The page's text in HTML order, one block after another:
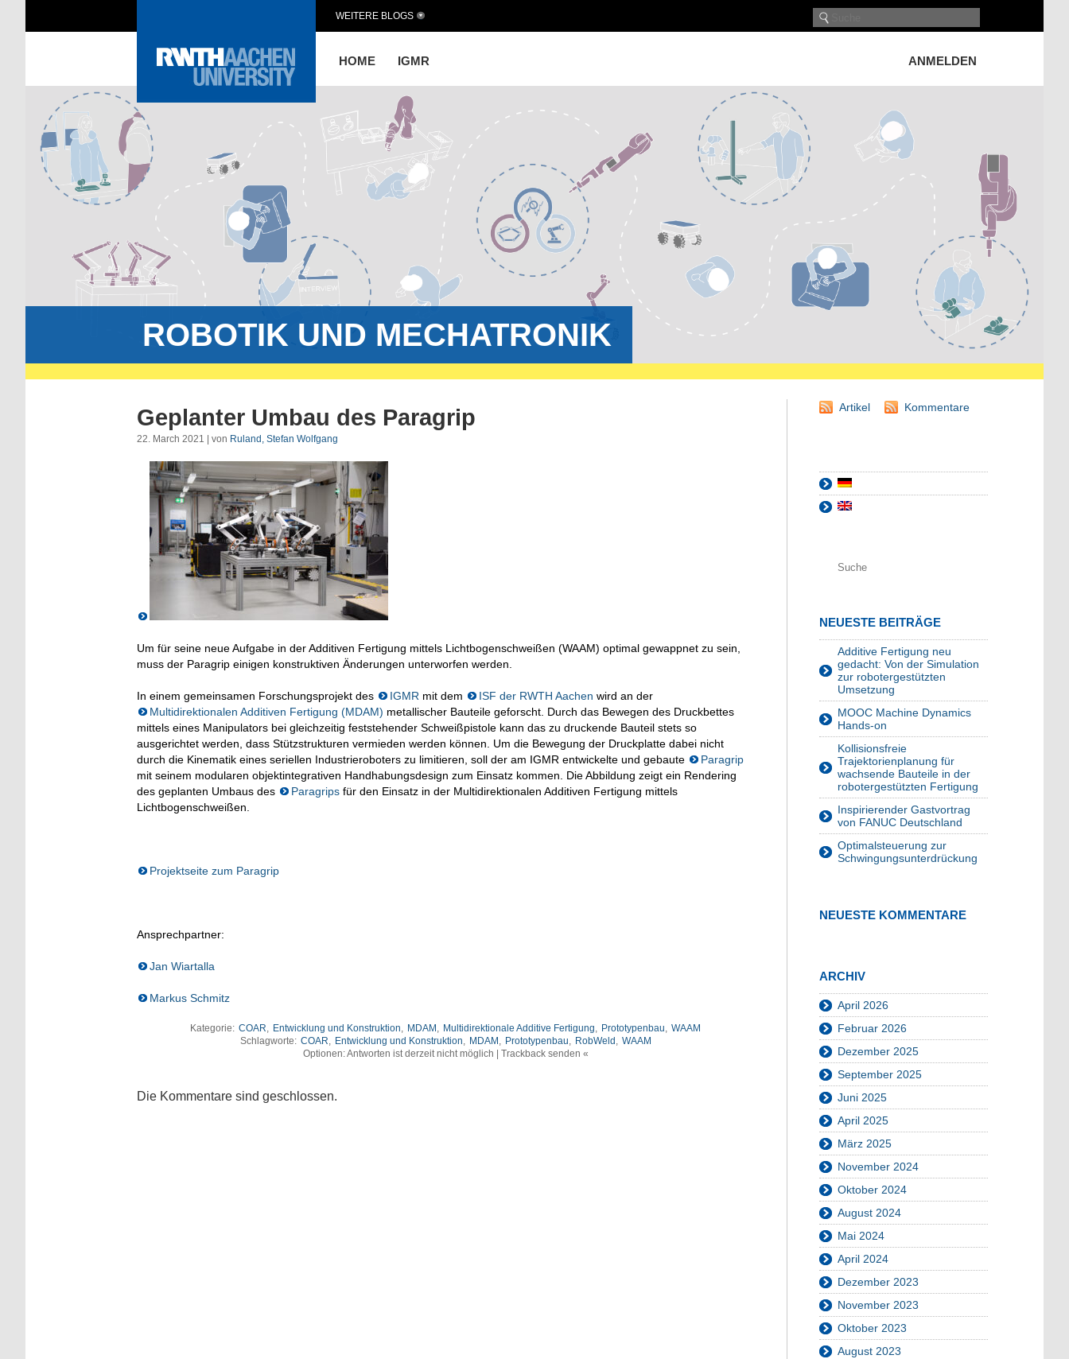
HOME IGMR ANMELDEN
WEITERE BLOGS
ROBOTIK UND MECHATRONIK
Geplanter Umbau des Paragrip
22. March 2021 | von Ruland, Stefan Wolfgang
Um für seine neue Aufgabe in der Additiven Fertigung mittels Lichtbogenschweißen (WAAM) optimal gewappnet zu sein,
muss der Paragrip einigen konstruktiven Änderungen unterworfen werden.
In einem gemeinsamen Forschungsprojekt des IGMR mit dem ISF der RWTH Aachen wird an der
Multidirektionalen Additiven Fertigung (MDAM) metallischer Bauteile geforscht. Durch das Bewegen des Druckbettes
mittels eines Manipulators bei gleichzeitig feststehender Schweißpistole kann das zu druckende Bauteil stets so
ausgerichtet werden, dass Stützstrukturen vermieden werden können. Um die Bewegung der Druckplatte dabei nicht
durch die Kinematik eines seriellen Industrieroboters zu limitieren, soll der am IGMR entwickelte und gebaute
Paragrip
mit seinem modularen objektintegrativen Handhabungsdesign zum Einsatz kommen. Die Abbildung zeigt ein Rendering
des geplanten Umbaus des
Paragrips für den Einsatz in der Multidirektionalen Additiven Fertigung mittels
Lichtbogenschweißen.
Projektseite zum Paragrip
Ansprechpartner:
Jan Wiartalla
Markus Schmitz
Kategorie: COAR, Entwicklung und Konstruktion, MDAM , Multidirektionale Additive Fertigung, Prototypenbau, WAAM
Schlagworte: COAR, Entwicklung und Konstruktion, MDAM , Prototypenbau, RobWeld , WAAM
Optionen: Antworten ist derzeit nicht möglich | Trackback senden «
Die Kommentare sind geschlossen.
Artikel Kommentare
NEUESTE BEITRÄGE
Additive Fertigung neu
gedacht: Von der Simulation
zur robotergestützten
Umsetzung
MOOC Machine Dynamics
Hands-on
Kollisionsfreie
Trajektorienplanung für
wachsende Bauteile in der
robotergestützten Fertigung
Inspirierender Gastvortrag
von FANUC Deutschland
Optimalsteuerung zur
Schwingungsunterdrückung
NEUESTE KOMMENTARE
ARCHIV
April 2026
Februar 2026
Dezember 2025
September 2025
Juni 2025
April 2025
März 2025
November 2024
Oktober 2024
August 2024
Mai 2024
April 2024
Dezember 2023
November 2023
Oktober 2023
August 2023